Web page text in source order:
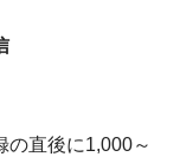
の直後に1,000～